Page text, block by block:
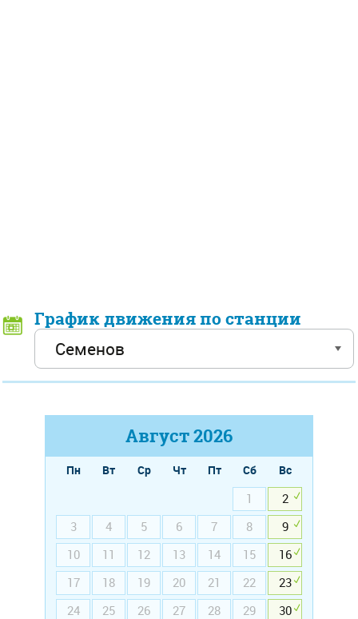
График движения по станции
Август2026
Пн Вт Ср Чт Пт Сб
Вс
1
2
3
4 5 6 7 8
9
10
11 12 13 14 15
16
17
18 19 20 21 22
23
24
25 26 27 28 29
30